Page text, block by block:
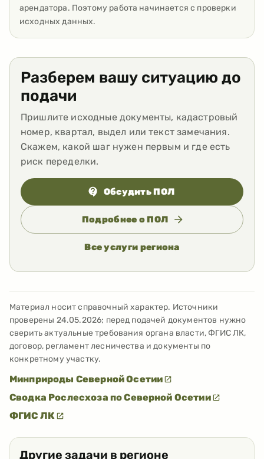
арендатора. Поэтому работа начинается с проверки
исходных данных.
Разберем вашу ситуацию до
подачи
Пришлите исходные документы, кадастровый
номер, квартал, выдел или текст замечания.
Скажем, какой шаг нужен первым и где есть
риск переделки.
Обсудить ПОЛ
Подробнее о ПОЛ
Все услуги региона
Материал носит справочный характер. Источники
проверены 24.05.2026; перед подачей документов нужно
сверить актуальные требования органа власти, ФГИС ЛК,
договор, регламент лесничества и документы по
конкретному участку.
Минприроды Северной Осетии
Сводка Рослесхоза по Северной Осетии
ФГИС ЛК
Другие задачи в регионе